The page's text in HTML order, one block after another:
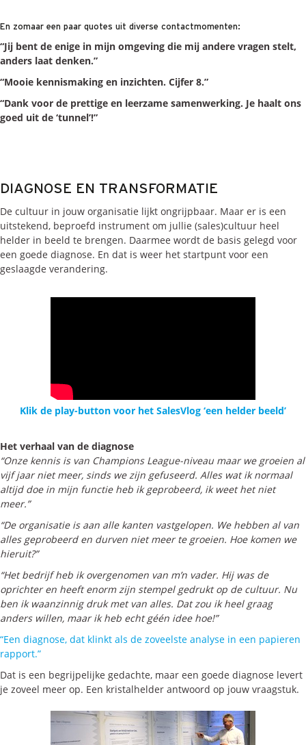
En zomaar een paar quotes uit diverse contactmomenten:
“Jij bent de enige in mijn omgeving die mij andere vragen stelt,
anders laat denken.”
“Mooie kennismaking en inzichten. Cijfer 8.”
“Dank voor de prettige en leerzame samenwerking. Je haalt ons
goed uit de ‘tunnel’!”
DIAGNOSE EN TRANSFORMATIE
De cultuur in jouw organisatie lijkt ongrijpbaar. Maar er is een
uitstekend, beproefd instrument om jullie (sales)cultuur heel
helder in beeld te brengen. Daarmee wordt de basis gelegd voor
een goede diagnose. En dat is weer het startpunt voor een
geslaagde verandering.
Klik de play-button voor het SalesVlog ‘een helder beeld’
Het verhaal van de diagnose
“Onze kennis is van Champions League-niveau maar we groeien al
vijf jaar niet meer, sinds we zijn gefuseerd. Alles wat ik normaal
altijd doe in mijn functie heb ik geprobeerd, ik weet het niet
meer.”
“De organisatie is aan alle kanten vastgelopen. We hebben al van
alles geprobeerd en durven niet meer te groeien. Hoe komen we
hieruit?”
“Het bedrijf heb ik overgenomen van m’n vader. Hij was de
oprichter en heeft enorm zijn stempel gedrukt op de cultuur. Nu
ben ik waanzinnig druk met van alles. Dat zou ik heel graag
anders willen, maar ik heb echt géén idee hoe!”
“Een diagnose, dat klinkt als de zoveelste analyse in een papieren
rapport.”
Dat is een begrijpelijke gedachte, maar een goede diagnose levert
je zoveel meer op. Een kristalhelder antwoord op jouw vraagstuk.